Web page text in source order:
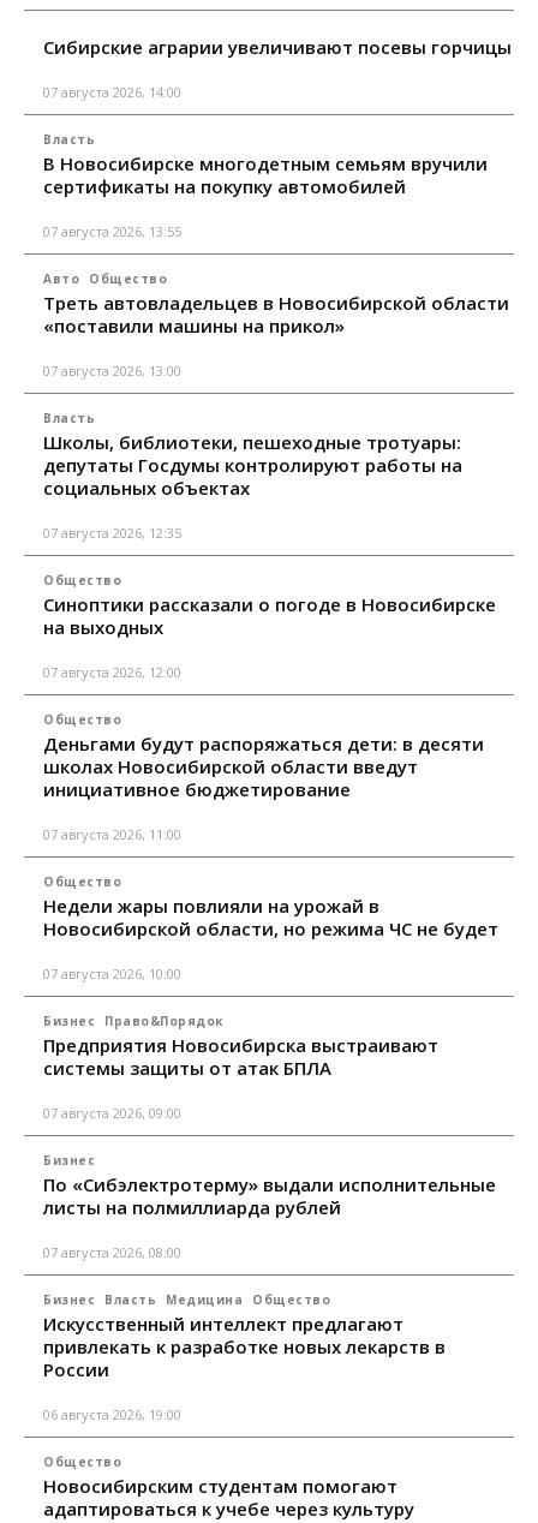
Сибирские аграрии увеличивают посевы горчицы
07 августа 2026, 14:00
Власть
В Новосибирске многодетным семьям вручили
сертификаты на покупку автомобилей
07 августа 2026, 13:55
Авто Общество
Треть автовладельцев в Новосибирской области
«поставили машины на прикол»
07 августа 2026, 13:00
Власть
Школы, библиотеки, пешеходные тротуары:
депутаты Госдумы контролируют работы на
социальных объектах
07 августа 2026, 12:35
Общество
Синоптики рассказали о погоде в Новосибирске
на выходных
07 августа 2026, 12:00
Общество
Деньгами будут распоряжаться дети: в десяти
школах Новосибирской области введут
инициативное бюджетирование
07 августа 2026, 11:00
Общество
Недели жары повлияли на урожай в
Новосибирской области, но режима ЧС не будет
07 августа 2026, 10:00
Бизнес Право&Порядок
Предприятия Новосибирска выстраивают
системы защиты от атак БПЛА
07 августа 2026, 09:00
Бизнес
По «Сибэлектротерму» выдали исполнительные
листы на полмиллиарда рублей
07 августа 2026, 08:00
Бизнес Власть Медицина Общество
Искусственный интеллект предлагают
привлекать к разработке новых лекарств в
России
06 августа 2026, 19:00
Общество
Новосибирским студентам помогают
адаптироваться к учебе через культуру